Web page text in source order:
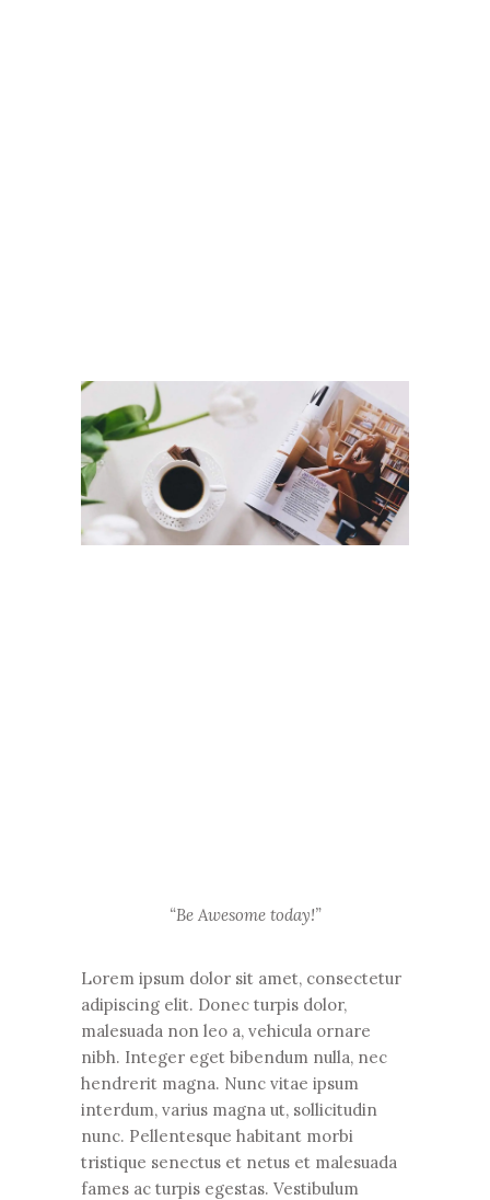
“Be Awesome today!”
Lorem ipsum dolor sit amet, consectetur
adipiscing elit. Donec turpis dolor,
malesuada non leo a, vehicula ornare
nibh. Integer eget bibendum nulla, nec
hendrerit magna. Nunc vitae ipsum
interdum, varius magna ut, sollicitudin
nunc. Pellentesque habitant morbi
tristique senectus et netus et malesuada
fames ac turpis egestas. Vestibulum